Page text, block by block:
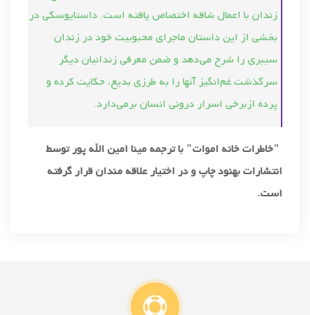
زندان با اعمال شاقه اختصاص یافته‌ است. داستایوسكی در
بخشی از این داستان ماجرای محبوبیت خود در زندان
سیبری را شرح می‌دهد و ضمن معرفی زندانیان دیگر
سرگذشت غم‌انگیز آنها را به طرزی بدیع، حكایت كرده و
پرده ازبرخی اسرار درونی انسان برمی‌دارد.
"خاطرات خانه اموات" با ترجمه مینا امین الله پور توسط
انتشارات بهنود چاپ و در اختیار علاقه مندان قرار گرفته
است.